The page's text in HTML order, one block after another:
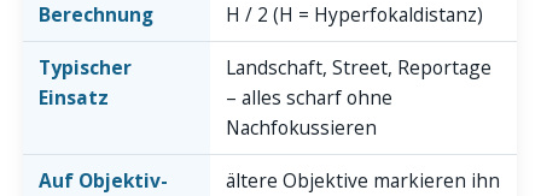
Berechnung
H / 2 (H = Hyperfokaldistanz)
Typischer
Einsatz
Landschaft, Street, Reportage
– alles scharf ohne
Nachfokussieren
Auf Objektiv-
ältere Objektive markieren ihn